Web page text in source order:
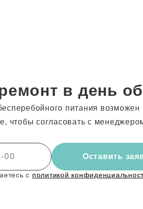
в день
питания
чтобы согласовать с
Оставить
с политикой